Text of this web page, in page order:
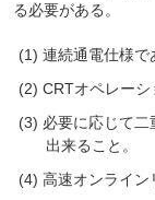
る必要がある。
連続通電仕様で
CRTオペレーシ
必要に応じて
出来ること。
高速オンライン